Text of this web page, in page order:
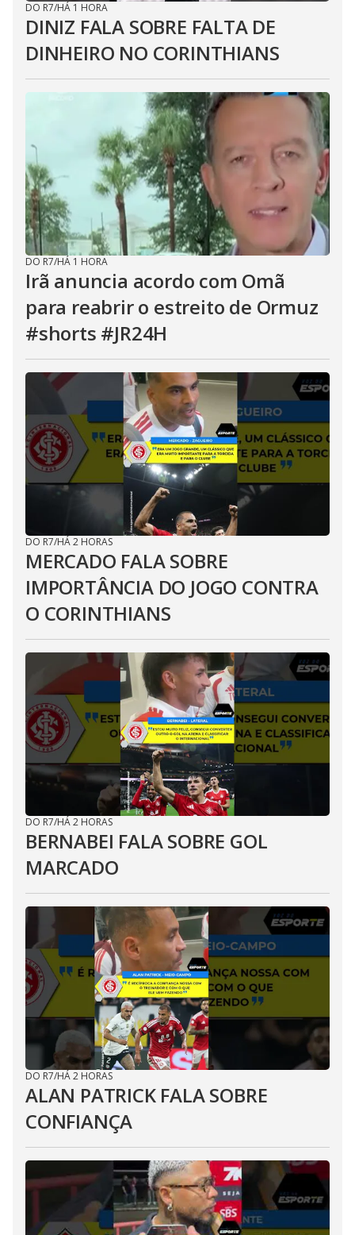
DO R7/HÁ 1 HORA
DINIZ FALA SOBRE FALTA DE
DINHEIRO NO CORINTHIANS
DO R7/HÁ 1 HORA
Irã anuncia acordo com Omã
para reabrir o estreito de Ormuz
#shorts #JR24H
DO R7/HÁ 2 HORAS
MERCADO FALA SOBRE
IMPORTÂNCIA DO JOGO CONTRA
O CORINTHIANS
DO R7/HÁ 2 HORAS
BERNABEI FALA SOBRE GOL
MARCADO
DO R7/HÁ 2 HORAS
ALAN PATRICK FALA SOBRE
CONFIANÇA